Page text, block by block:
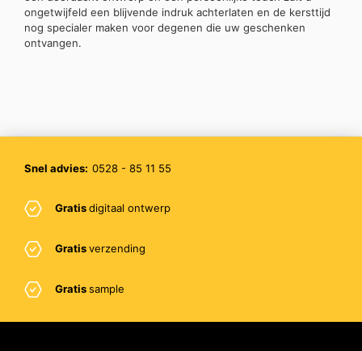
ongetwijfeld een blijvende indruk achterlaten en de kersttijd
nog specialer maken voor degenen die uw geschenken
ontvangen.
Snel advies: 0528 - 85 11 55
Gratisdigitaal ontwerp
Gratisverzending
Gratissample